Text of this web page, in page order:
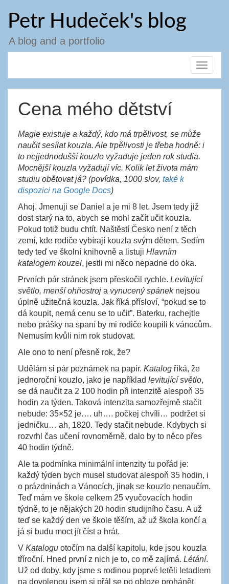
content
Petr Hudeček's blog
A blog and a portfolio
Toggle
Cena mého dětství
Magie existuje a každý, kdo má trpělivost, se může
naučit sesílat kouzla. Ale trpělivosti je třeba hodně: i
to nejjednodušší kouzlo vyžaduje jeden rok studia.
Mocnější kouzla vyžadují víc. Kolik let života mám
studiu obětovat já? (povídka, 1000 slov, také k
dispozici na Google Docs)
Ahoj. Jmenuji se Daniel a je mi 8 let. Jsem tedy již
dost starý na to, abych se mohl začít učit kouzla.
Pokud totiž budu chtít. Naštěstí Česko není z těch
zemí, kde rodiče vybírají kouzla svým dětem. Sedím
tedy teď ve školní knihovně a listuji Hlavním
katalogem kouzel, jestli mi něco nepadne do oka.
Prvních pár stránek jsem přeskočil rychle. Levitující
světlo, menší ohňostroj a vynucený spáneknejsou
úplně užitečná kouzla. Jak říká přísloví, “pokud se to
dá koupit, nemá cenu se to učit”. Baterku, rachejtle
nebo prášky na spaní by mi rodiče koupili k vánocům.
Nemusím kvůli nim rok studovat.
Ale ono to není přesně rok, že?
Udělám si pár poznámek na papír. Katalog říká, že
jednoroční kouzlo, jako je například levitující světlo,
se dá naučit za 2 100 hodin při intenzitě alespoň 35
hodin za týden. Taková intenzita samozřejmě stačit
nebude: 35×52 je…. uh…. počkej chvíli… podržet si
jedničku… ah, 1820. Tedy stačit nebude. Kdybych si
rozvrhl čas učení rovnoměrně, dalo by to něco přes
40 hodin týdně.
Ale ta podmínka minimální intenzity tu pořád je:
každý týden bych musel studovat alespoň 35 hodin, i
o prázdninách a Vánocích, jinak se kouzlo nenaučím.
Teď mám ve škole celkem 25 vyučovacích hodin
týdně, to je nějakých 20 hodin studijního času. A už
teď se každý den ve škole těším, až už škola končí a
já si budu moct jít číst a hrát.
V Katalogu otočím na další kapitolu, kde jsou kouzla
tříroční. Hned první z nich je to, co mě zajímá. Létání.
Už od doby, kdy jsme s rodinou poprvé letěli letadlem
na dovolenou jsem si přál se po obloze prohánět